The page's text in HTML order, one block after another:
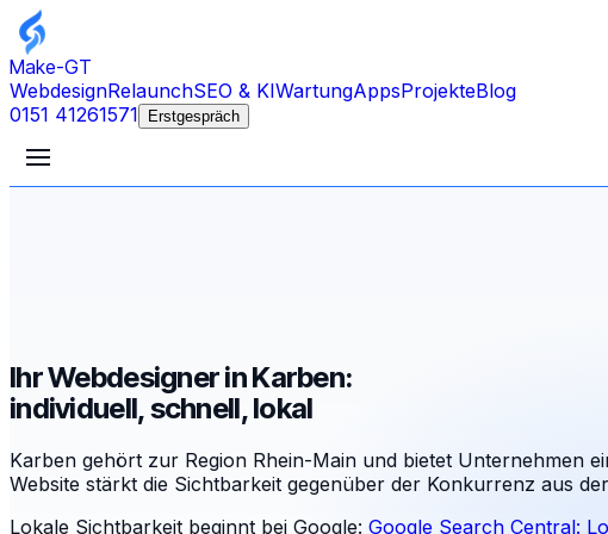
Make-GT
WebdesignRelaunchSEO & KIWartungAppsProjekteBlog
0151 41261571
Erstgespräch
Ihr Webdesigner in Karben:
individuell, schnell, lokal
Karben gehört zur Region Rhein-Main und bietet Unternehmen
Website stärkt die Sichtbarkeit gegenüber der Konkurrenz aus
Lokale Sichtbarkeit beginnt bei Google: Google Search Central: